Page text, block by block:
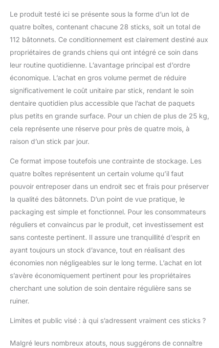
Le produit testé ici se présente sous la forme d’un lot de
quatre boîtes, contenant chacune 28 sticks, soit un total de
112 bâtonnets. Ce conditionnement est clairement destiné aux
propriétaires de grands chiens qui ont intégré ce soin dans
leur routine quotidienne. L’avantage principal est d’ordre
économique. L’achat en gros volume permet de réduire
significativement le coût unitaire par stick, rendant le soin
dentaire quotidien plus accessible que l’achat de paquets
plus petits en grande surface. Pour un chien de plus de 25 kg,
cela représente une réserve pour près de quatre mois, à
raison d’un stick par jour.
Ce format impose toutefois une contrainte de stockage. Les
quatre boîtes représentent un certain volume qu’il faut
pouvoir entreposer dans un endroit sec et frais pour préserver
la qualité des bâtonnets. D’un point de vue pratique, le
packaging est simple et fonctionnel. Pour les consommateurs
réguliers et convaincus par le produit, cet investissement est
sans conteste pertinent. Il assure une tranquillité d’esprit en
ayant toujours un stock d’avance, tout en réalisant des
économies non négligeables sur le long terme. L’achat en lot
s’avère économiquement pertinent pour les propriétaires
cherchant une solution de soin dentaire régulière sans se
ruiner.
Limites et public visé : à qui s’adressent vraiment ces sticks ?
Malgré leurs nombreux atouts, nous suggérons de connaître